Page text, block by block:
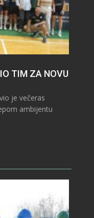
TIM ZA NOVU
je večeras
ambijentu